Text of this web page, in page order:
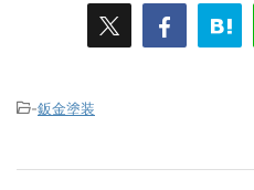
-鈑金塗装